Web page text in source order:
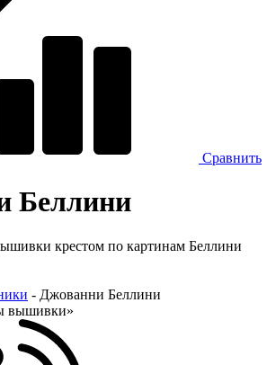
Сравнить
Беллини
крестом по картинам Беллини
- Джованни Беллини
вышивки»